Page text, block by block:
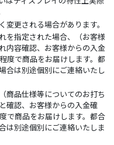
更される場合があります。
を指定された場合、（お客様
内容確認、お客様からの入金
度で商品をお届けします。都
合は別途個別にご連絡いたし
商品仕様等についてのお打ち
確認、お客様からの入金確
で商品をお届けします。都合
は別途個別にご連絡いたしま